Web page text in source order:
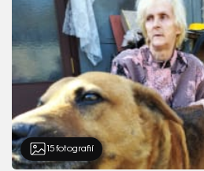
15 fotografií